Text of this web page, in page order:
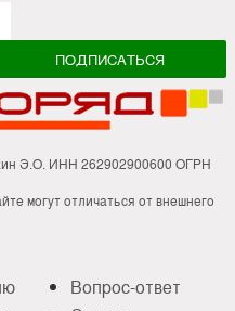
Э.О. ИНН 262902900600 ОГРН
могут отличаться от внешнего
Вопрос-ответ